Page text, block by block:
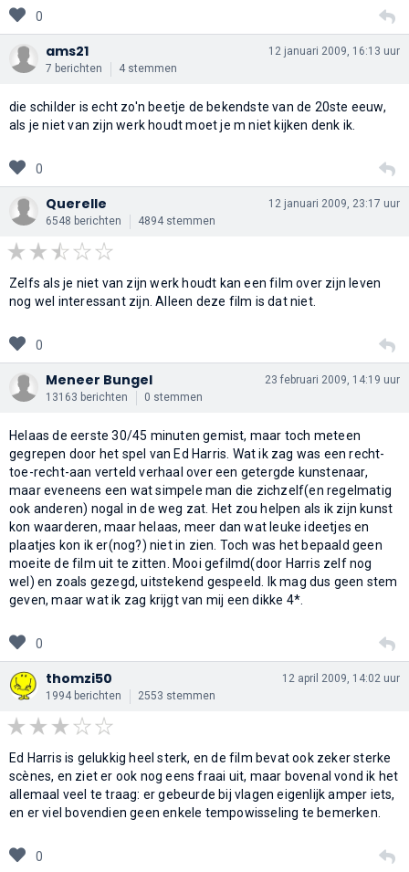
0
ams21
7 berichten 4 stemmen
12 januari 2009, 16:13 uur
die schilder is echt zo'n beetje de bekendste van de 20ste eeuw,
als je niet van zijn werk houdt moet je m niet kijken denk ik.
0
Querelle
6548 berichten 4894 stemmen
12 januari 2009, 23:17 uur
Zelfs als je niet van zijn werk houdt kan een film over zijn leven
nog wel interessant zijn. Alleen deze film is dat niet.
0
Meneer Bungel
13163 berichten 0 stemmen
23 februari 2009, 14:19 uur
Helaas de eerste 30/45 minuten gemist, maar toch meteen
gegrepen door het spel van Ed Harris. Wat ik zag was een recht-
toe-recht-aan verteld verhaal over een getergde kunstenaar,
maar eveneens een wat simpele man die zichzelf(en regelmatig
ook anderen) nogal in de weg zat. Het zou helpen als ik zijn kunst
kon waarderen, maar helaas, meer dan wat leuke ideetjes en
plaatjes kon ik er(nog?) niet in zien. Toch was het bepaald geen
moeite de film uit te zitten. Mooi gefilmd(door Harris zelf nog
wel) en zoals gezegd, uitstekend gespeeld. Ik mag dus geen stem
geven, maar wat ik zag krijgt van mij een dikke 4*.
0
thomzi50
1994 berichten 2553 stemmen
12 april 2009, 14:02 uur
Ed Harris is gelukkig heel sterk, en de film bevat ook zeker sterke
scènes, en ziet er ook nog eens fraai uit, maar bovenal vond ik het
allemaal veel te traag: er gebeurde bij vlagen eigenlijk amper iets,
en er viel bovendien geen enkele tempowisseling te bemerken.
0